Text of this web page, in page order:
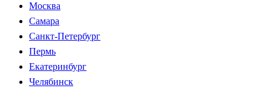
Москва
Самара
Санкт-Петербург
Пермь
Екатеринбург
Челябинск